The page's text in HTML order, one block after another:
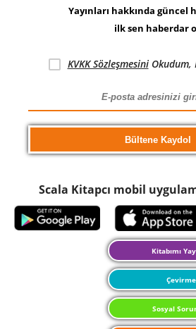
Yayınları hakkında güncel
ilk sen haberdar
KVKK SözleşmesiniOkudum,
Scala Kitapcı mobil
Kitabımı
Sosyal